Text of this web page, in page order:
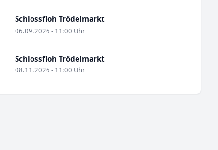
Schlossfloh Trödelmarkt
06.09.2026 - 11:00 Uhr
Schlossfloh Trödelmarkt
08.11.2026 - 11:00 Uhr